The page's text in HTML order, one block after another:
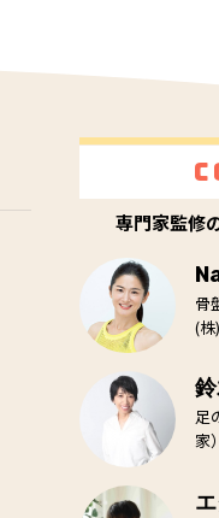
専門家監修
骨
(
足
家